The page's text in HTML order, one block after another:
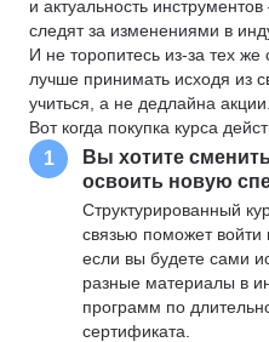
и актуальность
следят за изменениями в
И не торопитесь из-за тех
лучше принимать исходя из
учиться, а не дедлайна акции.
Вот когда покупка курса
1
Вы хотите
освоить новую
Структурированный
связью поможет войти
если вы будете сами
разные материалы в
программ по
сертификата.